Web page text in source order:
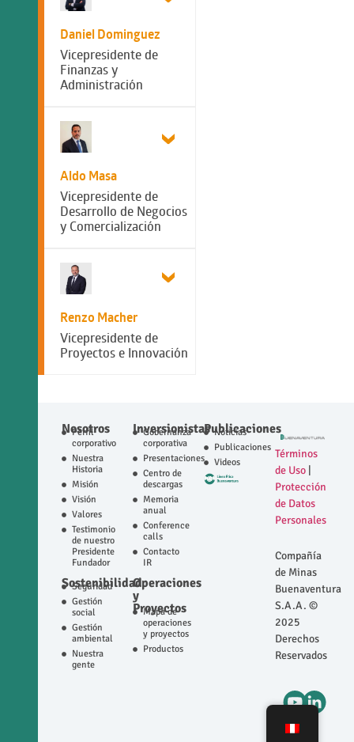
Daniel Dominguez
Vicepresidente de
Finanzas y
Administración
Aldo Masa
Vicepresidente de
Desarrollo de Negocios
y Comercialización
Renzo Macher
Vicepresidente de
Proyectos e Innovación
Nosotros
Perfil
corporativo
Nuestra
Historia
Misión
Visión
Valores
Testimonio
de nuestro
Presidente
Fundador
Sostenibilidad
Seguridad
Gestión
social
Gestión
ambiental
Nuestra
gente
Inversionistas
Gobernanza
corporativa
Presentaciones
Centro de
descargas
Memoria
anual
Conference
calls
Contacto
IR
Operaciones
y
Proyectos
Mapa de
operaciones
y proyectos
Productos
Publicaciones
Noticias
Publicaciones
Videos
Términos
de Uso
Protección
de Datos
Personales
Compañía
de Minas
Buenaventura
S.A.A. ©
2025
Derechos
Reservados